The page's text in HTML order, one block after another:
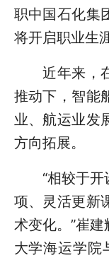
职中国石化集
将开启职业生涯
近年来，在
推动下，智能
业、航运业发
方向拓展。
“相较于开
项、灵活更新
术变化。”崔
大学海运学院